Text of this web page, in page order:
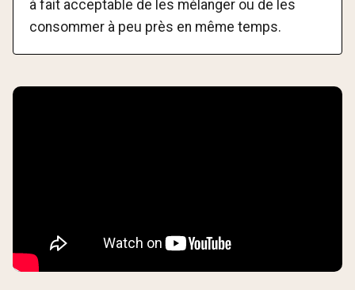
à fait acceptable de les mélanger ou de les
consommer à peu près en même temps.